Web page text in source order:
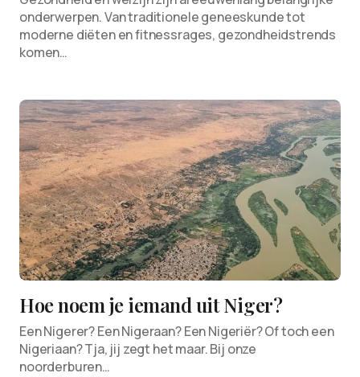
onderwerpen. Van traditionele geneeskunde tot
moderne diëten en fitnessrages, gezondheidstrends
komen…
Hoe noem je iemand uit Niger?
Een Nigerer? Een Nigeraan? Een Nigeriër? Of toch een
Nigeriaan? Tja, jij zegt het maar. Bij onze
noorderburen…